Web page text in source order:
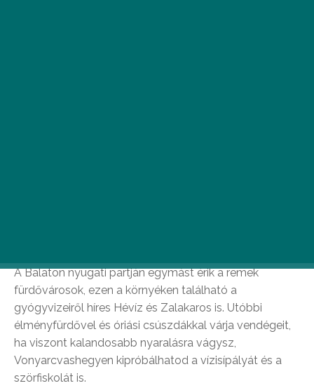
A Balaton nyugati partján egymást érik a remek
fürdővárosok, ezen a környéken található a
gyógyvizeiről híres Hévíz és Zalakaros is. Utóbbi
élményfürdővel és óriási csúszdákkal várja vendégeit,
ha viszont kalandosabb nyaralásra vágysz,
Vonyarcvashegyen kipróbálhatod a vízisípályát és a
szörfiskolát is.